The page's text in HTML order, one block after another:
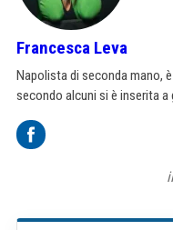
Francesca Leva
Napolista di seconda mano,
secondo alcuni si è inserita a